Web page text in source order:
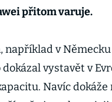
přitom varuje.
například v
vystavět v
Navíc